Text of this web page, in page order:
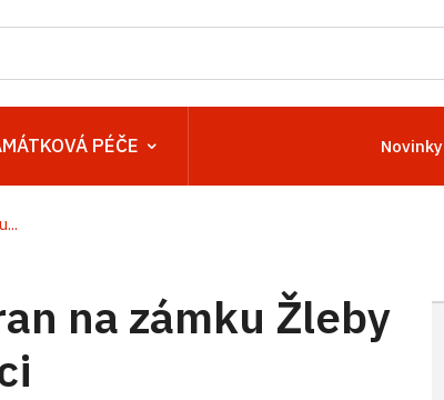
PÉČE Novinky
na zámku Žleby